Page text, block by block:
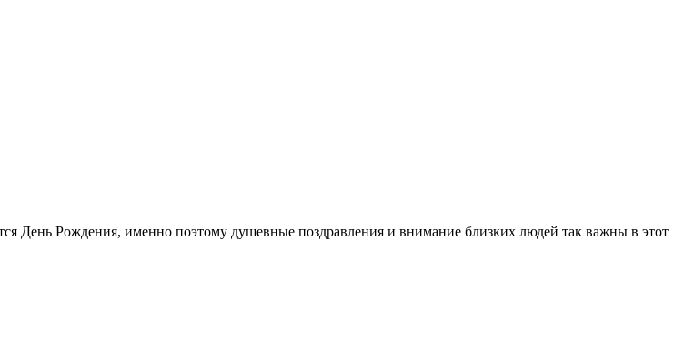
День Рождения, именно поэтому душевные поздравления и внимание близких людей так важны в этот